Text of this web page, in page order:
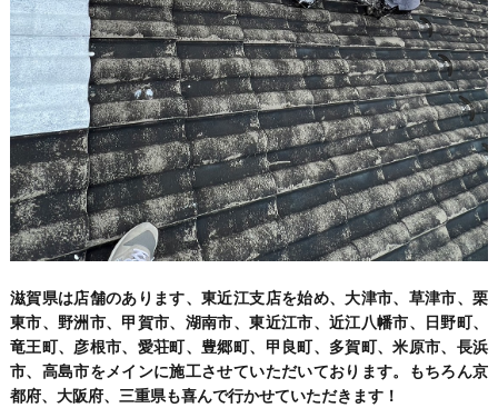
滋賀県は店舗のあります、東近江支店を始め、大津市、草津市、栗
東市、野洲市、甲賀市、湖南市、東近江市、近江八幡市、日野町、
竜王町、彦根市、愛荘町、豊郷町、甲良町、多賀町、米原市、長浜
市、高島市をメインに施工させていただいております。もちろん京
都府、大阪府、三重県も喜んで行かせていただきます！